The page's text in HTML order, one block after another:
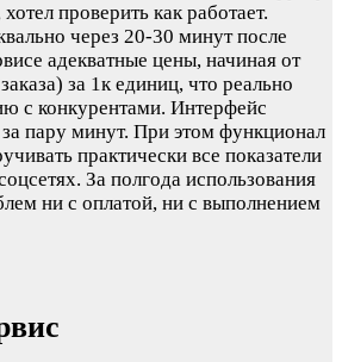
проверить как работает.
через 20-30 минут после
адекватные цены, начиная от
за 1к единиц, что реально
с конкурентами. Интерфейс
пару минут. При этом функционал
практически все показатели
За полгода использования
ни с оплатой, ни с выполнением